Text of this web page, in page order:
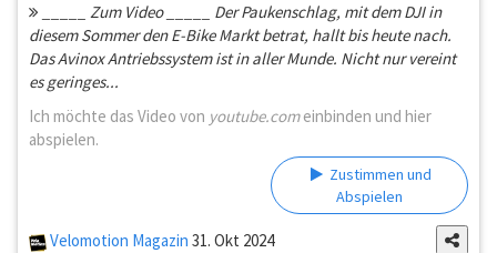
_____ Zum Video _____ Der Paukenschlag, mit dem DJI in
diesem Sommer den E-Bike Markt betrat, hallt bis heute nach.
Das Avinox Antriebssystem ist in aller Munde. Nicht nur vereint
es geringes...
Ich möchte das Video von youtube.comeinbinden und hier
abspielen.
Zustimmen und
Abspielen
Velomotion Magazin 31. Okt 2024